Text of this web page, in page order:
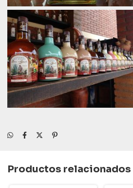
Productos relacionados